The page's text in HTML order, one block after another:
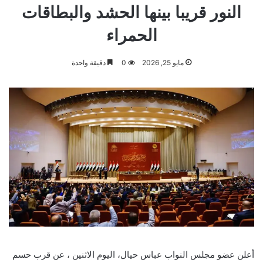
النور قريبا بينها الحشد والبطاقات
الحمراء
مايو 25, 2026 0 دقيقة واحدة
أعلن عضو مجلس النواب عباس حيال، اليوم الاثنين ، عن قرب حسم